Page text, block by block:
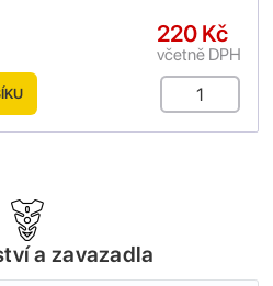
220 Kč
včetně DPH
a zavazadla